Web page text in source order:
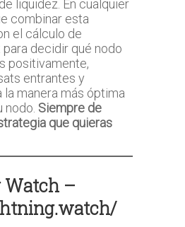
liquidez. En cualquier
combinar esta
el cálculo de
decidir qué nodo
positivamente,
entrantes y
la manera más óptima
Siempre de
que quieras
–